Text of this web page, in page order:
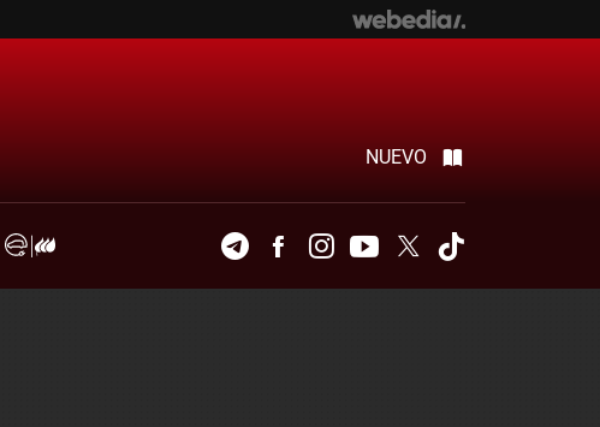
NUEVO
TelegramFacebookInstagramYoutubeTwitter